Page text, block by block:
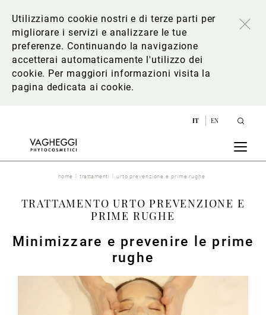
Utilizziamo cookie nostri e di terze parti per
migliorare i servizi e analizzare le tue
preferenze. Continuando la navigazione
accetterai automaticamente l'utilizzo dei
cookie. Per maggiori informazioni visita la
pagina dedicata ai cookie.
IT EN
home trattamenti urto prevenzione e prime rughe
TRATTAMENTO URTO PREVENZIONE E
PRIME RUGHE
Minimizzare e prevenire le prime
rughe